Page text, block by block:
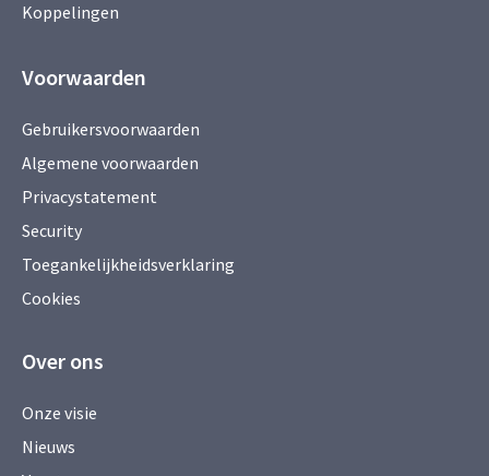
Koppelingen
Voorwaarden
Gebruikersvoorwaarden
Algemene voorwaarden
Privacystatement
Security
Toegankelijkheidsverklaring
Cookies
Over ons
Onze visie
Nieuws